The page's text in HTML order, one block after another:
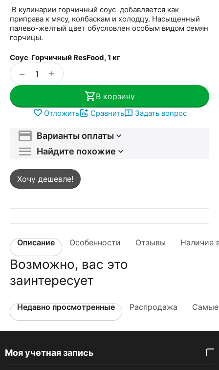
В кулинарии горчичный соус добавляется как
приправа к мясу, колбаскам и холодцу. Насыщенный
палево-желтый цвет обусловлен особым видом семян
горчицы.
Соус Горчичный ResFood, 1 кг
+
−
В корзину
Отложить Сравнить Задать вопрос
Варианты оплаты
Найдите похожие
Хочу дешевле!
Описание Особенности Отзывы Наличие
Возможно, вас это
заинтересует
Недавно просмотренные Распродажа Самые
Моя учетная запись